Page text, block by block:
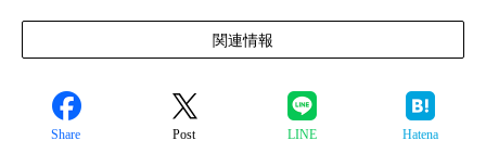
関連情報
Share Post LINE Hatena